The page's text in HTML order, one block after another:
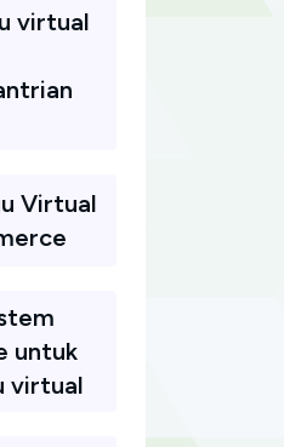
virtual
Virtual
untuk
virtual